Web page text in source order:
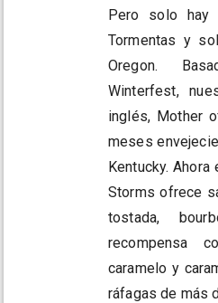
Pero solo hay
Tormentas y
Oregon.
Winterfest,
inglés, Mother
meses
Kentucky.
Storms ofrece
tostada,
recompensa
caramelo y
ráfagas de más